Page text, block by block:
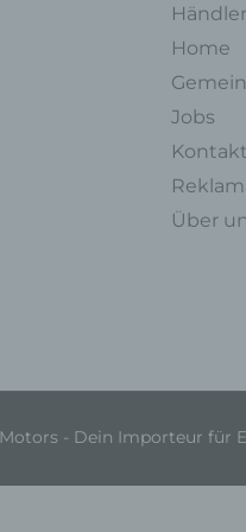
Home
Jobs
Kontakt
Über
- Dein Importeur für